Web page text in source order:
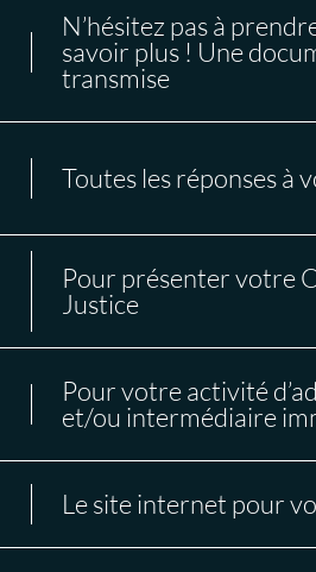
N’hésitez pas à
savoir plus ! Une
transmise
Toutes les réponses à
Pour présenter votre
Justice
Pour votre activité
et/ou intermédiaire
Le site internet pour